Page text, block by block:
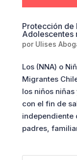
Protección de
Adolescentes
por Ulises
Los (NNA) o
Migrantes
los niños
con el fin de
independiente
padres,